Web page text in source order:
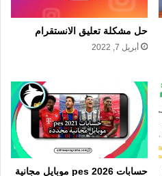
حل مشكلة تعليق الانستقرام
أبريل 7, 2022
حسابات 2026 pes موبايل مجانية